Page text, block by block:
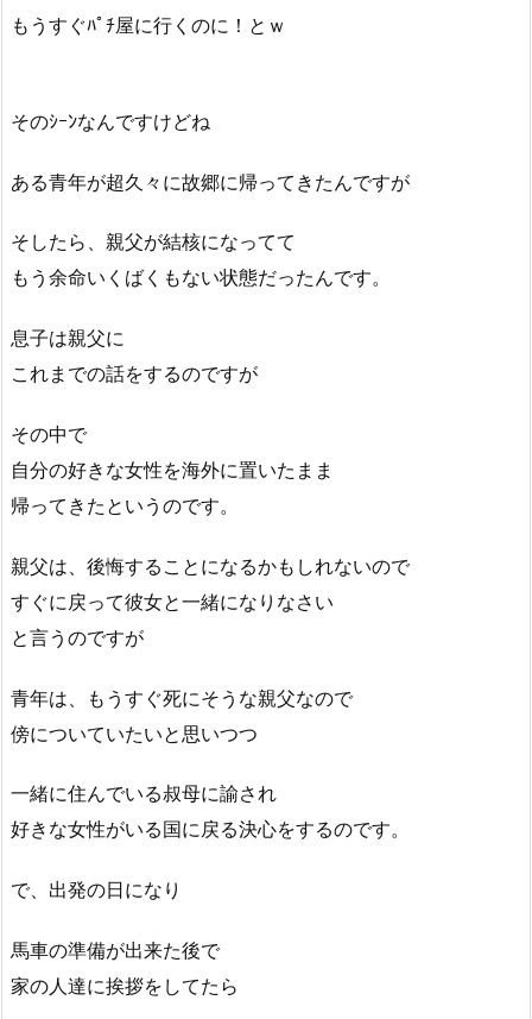
もうすぐﾊﾟﾁ屋に行くのに！とｗ
そのｼｰﾝなんですけどね
ある青年が超久々に故郷に帰ってきたんですが
そしたら、親父が結核になってて
もう余命いくばくもない状態だったんです。
息子は親父に
これまでの話をするのですが
その中で
自分の好きな女性を海外に置いたまま
帰ってきたというのです。
親父は、後悔することになるかもしれないので
すぐに戻って彼女と一緒になりなさい
と言うのですが
青年は、もうすぐ死にそうな親父なので
傍についていたいと思いつつ
一緒に住んでいる叔母に諭され
好きな女性がいる国に戻る決心をするのです。
で、出発の日になり
馬車の準備が出来た後で
家の人達に挨拶をしてたら